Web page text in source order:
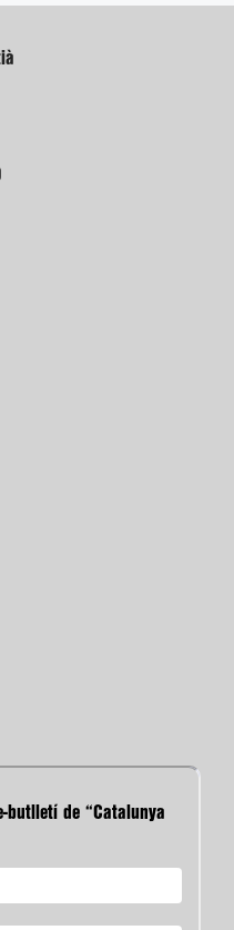
butlletí de “Catalunya